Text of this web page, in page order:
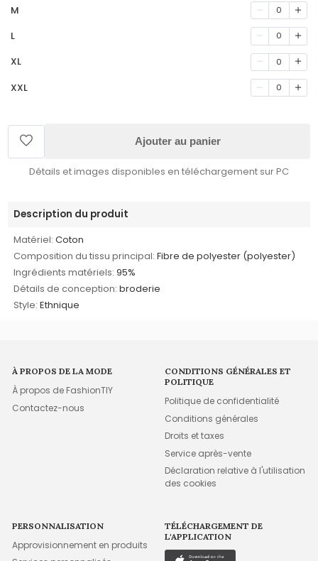
M 0
L 0
XL 0
XXL 0
Ajouter au panier
Détails et images disponibles en téléchargement sur PC
Description du produit
Matériel: Coton
Composition du tissu principal: Fibre de polyester (polyester)
Ingrédients matériels: 95%
Détails de conception: broderie
Style: Ethnique
À PROPOS DE LA MODE
À propos de FashionTIY
Contactez-nous
CONDITIONS GÉNÉRALES ET
POLITIQUE
Politique de confidentialité
Conditions générales
Droits et taxes
Service après-vente
Déclaration relative à l'utilisation
des cookies
PERSONNALISATION
Approvisionnement en produits
TÉLÉCHARGEMENT DE
L'APPLICATION